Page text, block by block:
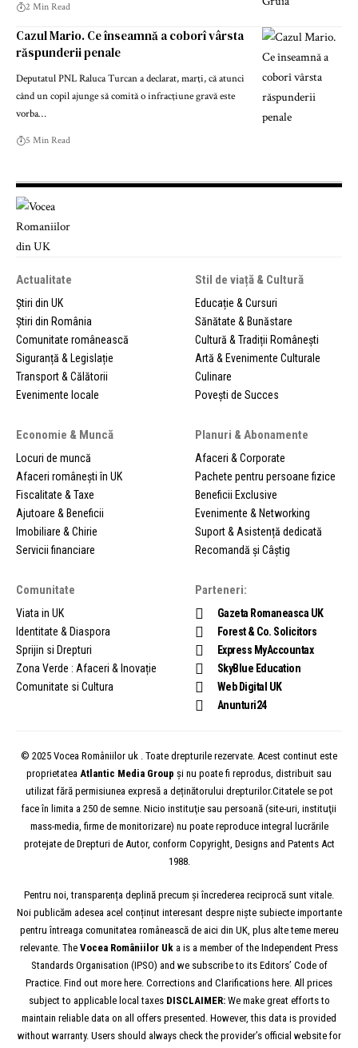
2 Min Read
Cazul Mario. Ce înseamnă a coborî vârsta
răspunderii penale
Deputatul PNL Raluca Turcan a declarat, marţi, că atunci
când un copil ajunge să comită o infracţiune gravă este
vorba…
5 Min Read
Actualitate
Știri din UK
Știri din România
Comunitate românească
Siguranță & Legislație
Transport & Călătorii
Evenimente locale
Stil de viață & Cultură
Educație & Cursuri
Sănătate & Bunăstare
Cultură & Tradiții Românești
Artă & Evenimente Culturale
Culinare
Povești de Succes
Economie & Muncă
Locuri de muncă
Afaceri românești în UK
Fiscalitate & Taxe
Ajutoare & Beneficii
Imobiliare & Chirie
Servicii financiare
Planuri & Abonamente
Afaceri & Corporate
Pachete pentru persoane fizice
Beneficii Exclusive
Evenimente & Networking
Suport & Asistență dedicată
Recomandă și Câștig
Comunitate
Viata in UK
Identitate & Diaspora
Sprijin si Drepturi
Zona Verde : Afaceri & Inovație
Comunitate si Cultura
Parteneri:
Gazeta Romaneasca UK
Forest & Co. Solicitors
Express MyAccountax
SkyBlue Education
Web Digital UK
Anunturi24
© 2025 Vocea Româniilor uk . Toate drepturile rezervate. Acest continut este
proprietatea Atlantic Media Group și nu poate fi reprodus, distribuit sau
utilizat fără permisiunea expresă a deținătorului drepturilor.Citatele se pot
face în limita a 250 de semne. Nicio instituţie sau persoană (site-uri, instituţii
mass-media, firme de monitorizare) nu poate reproduce integral lucrările
protejate de Drepturi de Autor, conform Copyright, Designs and Patents Act
1988.
Pentru noi, transparența deplină precum și încrederea reciprocă sunt vitale.
Noi publicăm adesea acel conținut interesant despre niște subiecte importante
pentru întreaga comunitatea românească de aici din UK, plus alte teme mereu
relevante. The Vocea Româniilor Uk a is a member of the Independent Press
Standards Organisation (IPSO) and we subscribe to its Editors’ Code of
Practice. Find out more here. Corrections and Clarifications here. All prices
subject to applicable local taxes DISCLAIMER: We make great efforts to
maintain reliable data on all offers presented. However, this data is provided
without warranty. Users should always check the provider’s official website for